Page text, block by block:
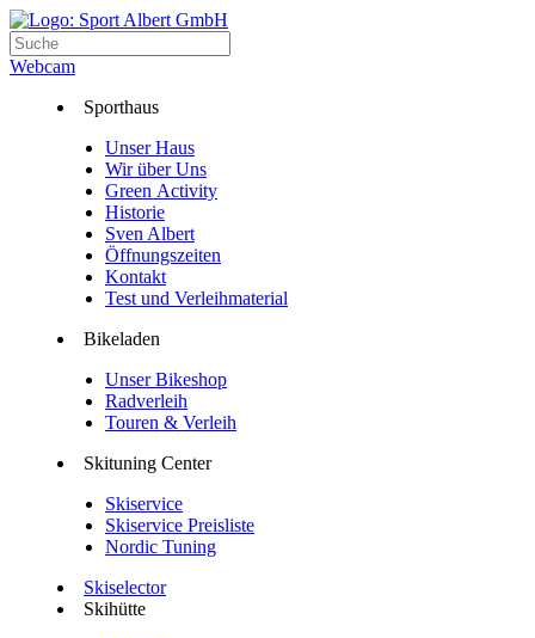
Webcam
Sporthaus
Unser Haus
Wir über Uns
Green Activity
Historie
Sven Albert
Öffnungszeiten
Kontakt
Test und Verleihmaterial
Bikeladen
Unser Bikeshop
Radverleih
Touren & Verleih
Skituning Center
Skiservice
Skiservice Preisliste
Nordic Tuning
Skiselector
Skihütte